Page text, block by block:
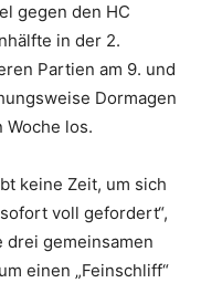
gegen den HC
in der 2.
Partien am 9. und
Dormagen
los.
keine Zeit, um sich
voll gefordert“,
drei gemeinsamen
einen „Feinschliff“